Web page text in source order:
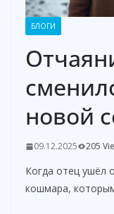
БЛОГИ
новой
09.12.2025 205
Когда отец ушёл
кошмара,